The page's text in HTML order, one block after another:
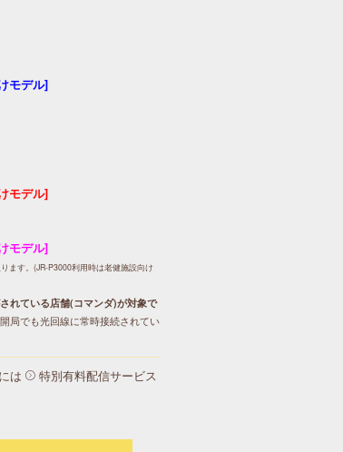
モデル]
モデル]
モデル]
ます。(JR-P3000利用時は老健施設向け
れている店舗(コマンダ)が対象で
局でも光回線に常時接続されてい
は
特別有料配信サービス